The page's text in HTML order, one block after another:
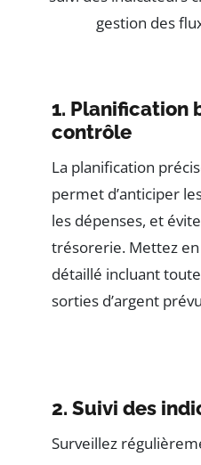
gestion des
1. Planification
contrôle
La planification
permet d’anticiper
les dépenses, et
trésorerie. Mettez
détaillé incluant
sorties d’argent
2. Suivi des
Surveillez